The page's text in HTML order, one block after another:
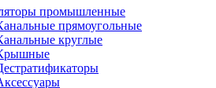
промышленные
прямоугольные
круглые